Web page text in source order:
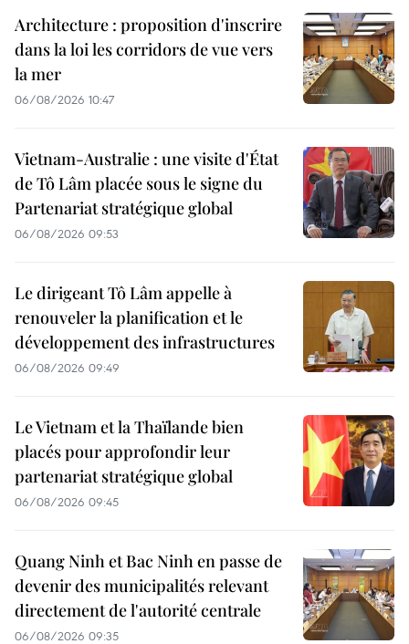
Architecture : proposition d'inscrire
dans la loi les corridors de vue vers
la mer
06/08/2026 10:47
Vietnam-Australie : une visite d'État
de Tô Lâm placée sous le signe du
Partenariat stratégique global
06/08/2026 09:53
Le dirigeant Tô Lâm appelle à
renouveler la planification et le
développement des infrastructures
06/08/2026 09:49
Le Vietnam et la Thaïlande bien
placés pour approfondir leur
partenariat stratégique global
06/08/2026 09:45
Quang Ninh et Bac Ninh en passe de
devenir des municipalités relevant
directement de l'autorité centrale
06/08/2026 09:35